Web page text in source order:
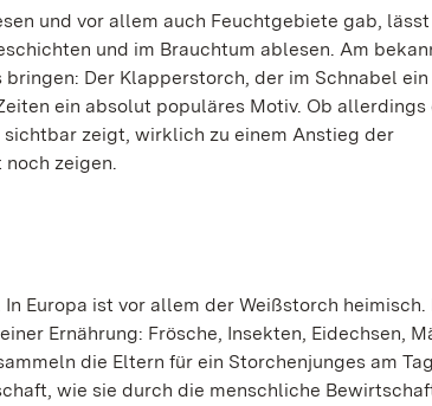
und vor allem auch Feuchtgebiete gab,
und im Brauchtum ablesen. Am
Der Klapperstorch, der im Schnabel ein
ein absolut populäres Motiv. Ob allerdings
zeigt, wirklich zu einem Anstieg der
zeigen.
Europa ist vor allem der Weißstorch heimisch.
Ernährung: Frösche, Insekten, Eidechsen,
die Eltern für ein Storchenjunges am
wie sie durch die menschliche